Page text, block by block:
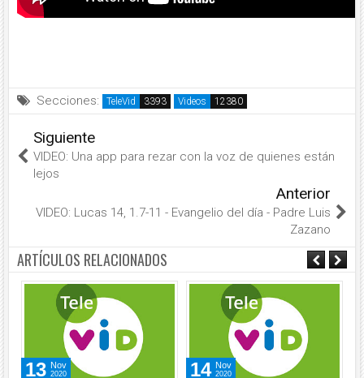
Secciones: TeleVid Videos
Siguiente
VIDEO: Una app para rezar con la voz de quienes están
lejos
Anterior
VIDEO: Lucas 14, 1.7-11 - Evangelio del día - Padre Luis
Zazano
ARTÍCULOS RELACIONADOS
13 Nov
2020 14 Nov
2020